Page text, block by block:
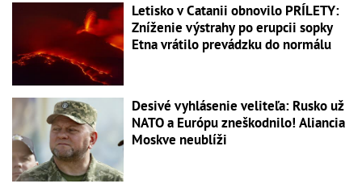
Letisko v Catanii obnovilo PRÍLETY:
Zníženie výstrahy po erupcii sopky
Etna vrátilo prevádzku do normálu
Desivé vyhlásenie veliteľa: Rusko už
NATO a Európu zneškodnilo! Aliancia
Moskve neublíži